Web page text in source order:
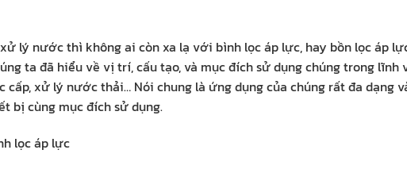
lý nước thì không ai còn xa lạ với bình lọc áp lực, hay bồn lọc áp
ta đã hiểu về vị trí, cấu tạo, và mục đích sử dụng chúng trong
xử lý nước thải… Nói chung là ứng dụng của chúng rất đa dạng
bị cùng mục đích sử dụng.
lọc áp lực